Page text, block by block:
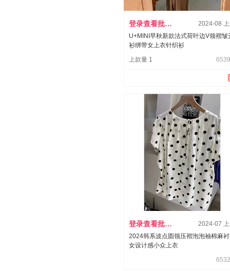
登录查看批发价
2024-08
U+MINI早秋新款法式荷叶边V领褶皱
衫绑带女上衣针织衫
上款量 1
登录查看批发价
2024-07
2024韩系波点圆领压褶泡泡袖棉麻
女设计感小众上衣